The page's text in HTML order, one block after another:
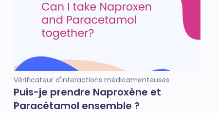
Vérificateur d'interactions médicamenteuses
Puis-je prendre Naproxène et
Paracétamol ensemble ?